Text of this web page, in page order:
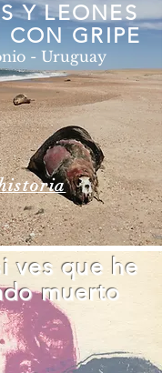
Y LEONES
CON GRIPE
- Uruguay
ves que he
muerto